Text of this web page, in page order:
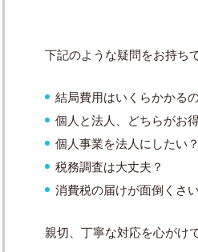
下記のような疑問をお持ち
結局費用はいくらかかる
個人と法人、どちらがお
個人事業を法人にしたい？
税務調査は大丈夫？
消費税の届けが面倒くさ
親切、丁寧な対応を心がけ